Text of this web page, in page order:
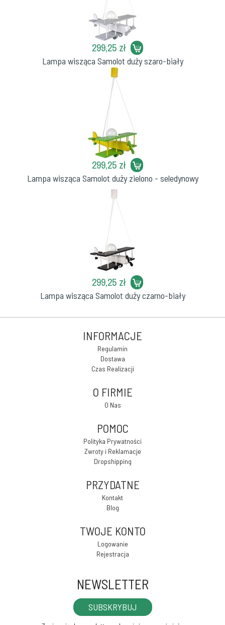
299,25 zł
Lampa wisząca Samolot duży szaro-biały
299,25 zł
Lampa wisząca Samolot duży zielono - seledynowy
299,25 zł
Lampa wisząca Samolot duży czarno-biały
INFORMACJE
Regulamin
Dostawa
Czas Realizacji
O FIRMIE
O Nas
POMOC
Polityka Prywatności
Zwroty i Reklamacje
Dropshipping
PRZYDATNE
Kontakt
Blog
TWOJE KONTO
Logowanie
Rejestracja
NEWSLETTER
SUBSKRYBUJ